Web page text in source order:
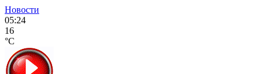
Новости
05:24
16
°C